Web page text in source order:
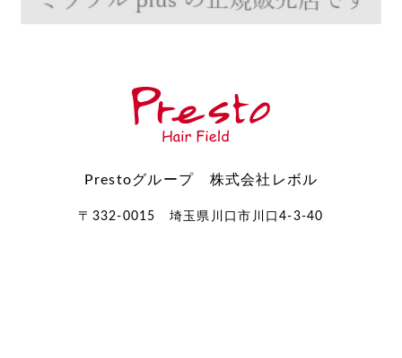
Prestoグループ 株式会社レボル
〒332-0015 埼玉県川口市川口4-3-40